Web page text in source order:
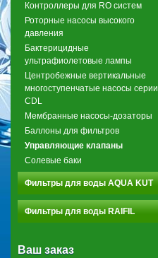
Контроллеры для RO систем
Роторные насосы высокого
давления
Бактерицидные
ультрафиолетовые лампы
Центробежные вертикальные
многоступенчатые насосы серии
CDL
Мембранные насосы-дозаторы
Баллоны для фильтров
Управляющие клапаны
Солевые баки
Фильтры для воды AQUA KUT
Фильтры для воды RAIFIL
Ваш заказ